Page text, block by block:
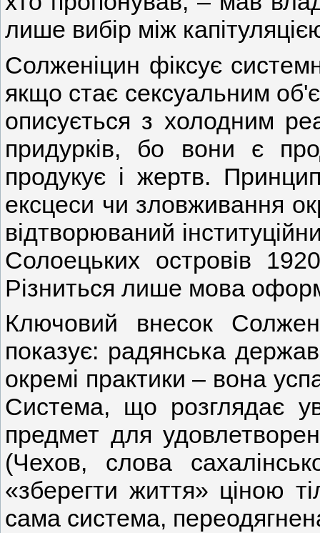
лише вибір між
Солженіцин фіксує
якщо стає сексуальним
описується з холодним
придурків, бо вони є
продукує і жертв.
ексцеси чи зловживання
відтворюваний
Солоецьких островів
Різниться лише мова
Ключовий внесок
показує: радянська
окремі практики – вона
Система, що розглядає
предмет для
(Чехов, слова
«зберегти життя» ціною
сама система,